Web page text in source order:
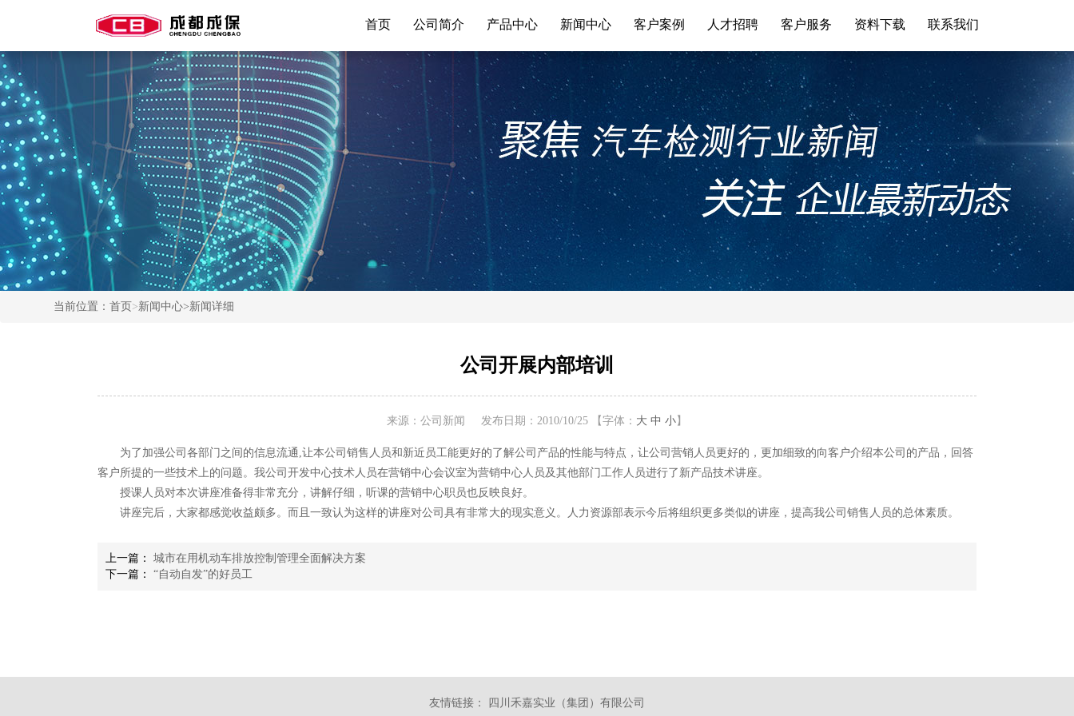
首页 公司简介 产品中心 新闻中心 客户案例 人才招聘 客户服务 资料下载 联系我们
当前位置：首页 >新闻中心>新闻详细
公司开展内部培训
来源：公司新闻 发布日期：2010/10/25 【字体： 大 中 小 】
为了加强公司各部门之间的信息流通,让本公司销售人员和新近员工能更好的了解公司产品的性能与特点，让公司营销人员更好的，更加细致的向客户介绍本公司的产品，回答
客户所提的一些技术上的问题。我公司开发中心技术人员在营销中心会议室为营销中心人员及其他部门工作人员进行了新产品技术讲座。
授课人员对本次讲座准备得非常充分，讲解仔细，听课的营销中心职员也反映良好。
讲座完后，大家都感觉收益颇多。而且一致认为这样的讲座对公司具有非常大的现实意义。人力资源部表示今后将组织更多类似的讲座，提高我公司销售人员的总体素质。
上一篇：
城市在用机动车排放控制管理全面解决方案
下一篇：
“自动自发”的好员工
友情链接： 四川禾嘉实业（集团）有限公司